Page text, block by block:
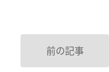
前の記事